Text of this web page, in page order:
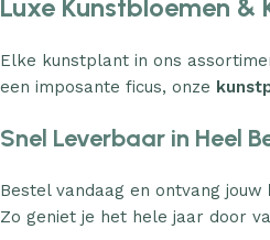
Luxe Kunstbloemen
Elke kunstplant in ons
een imposante ficus, onze
Snel Leverbaar in Heel
Bestel vandaag en ontvang jouw
Zo geniet je het hele jaar door